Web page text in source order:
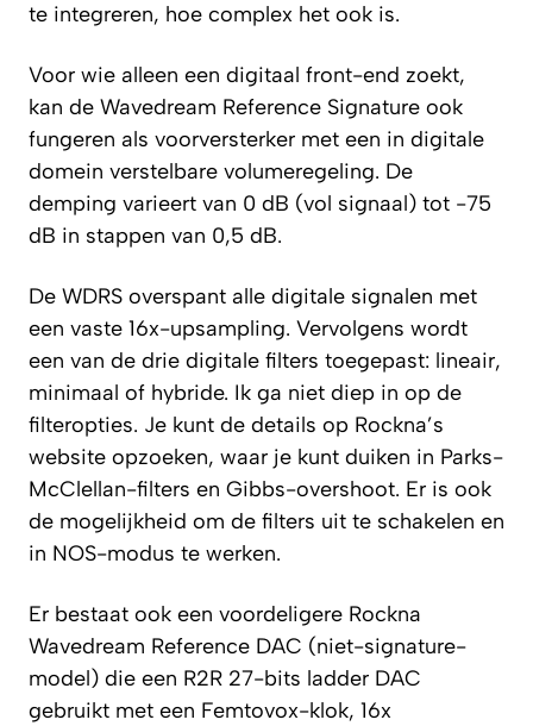
te integreren, hoe complex het ook is.
Voor wie alleen een digitaal front-end zoekt,
kan de Wavedream Reference Signature ook
fungeren als voorversterker met een in digitale
domein verstelbare volumeregeling. De
demping varieert van 0 dB (vol signaal) tot -75
dB in stappen van 0,5 dB.
De WDRS overspant alle digitale signalen met
een vaste 16x-upsampling. Vervolgens wordt
een van de drie digitale filters toegepast: lineair,
minimaal of hybride. Ik ga niet diep in op de
filteropties. Je kunt de details op Rockna’s
website opzoeken, waar je kunt duiken in Parks-
McClellan-filters en Gibbs-overshoot. Er is ook
de mogelijkheid om de filters uit te schakelen en
in NOS-modus te werken.
Er bestaat ook een voordeligere Rockna
Wavedream Reference DAC (niet-signature-
model) die een R2R 27-bits ladder DAC
gebruikt met een Femtovox-klok, 16x